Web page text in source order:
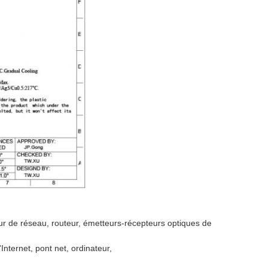
de réseau, routeur, émetteurs-récepteurs optiques de
pont net, ordinateur,